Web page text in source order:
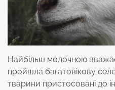
Найбільш молочною
пройшла багатовікову
тварини пристосовані до